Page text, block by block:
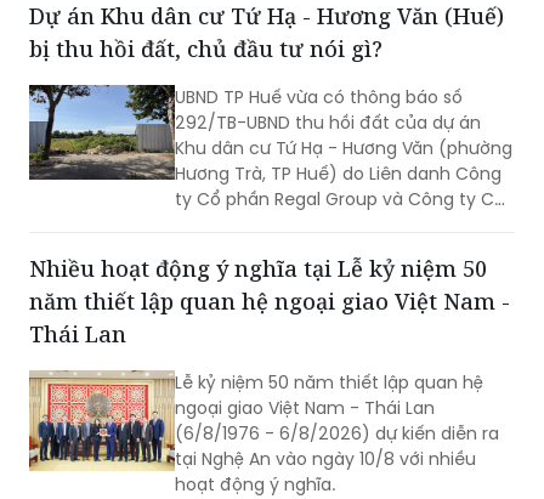
đội ngũ cán bộ đủ phẩm chất, năng
lực, trách nhiệm, đưa các chủ trương
chuyển biến rõ nét trong phát triển kinh
tế - xã hội và nâng cao đời sống Nhân
dân.
Dự án Khu dân cư Tứ Hạ - Hương Văn (Huế)
bị thu hồi đất, chủ đầu tư nói gì?
UBND TP Huế vừa có thông báo số
292/TB-UBND thu hồi đất của dự án
Khu dân cư Tứ Hạ - Hương Văn (phường
Hương Trà, TP Huế) do Liên danh Công
ty Cổ phần Regal Group và Công ty Cổ
Nhiều hoạt động ý nghĩa tại Lễ kỷ niệm 50
năm thiết lập quan hệ ngoại giao Việt Nam -
Thái Lan
Lễ kỷ niệm 50 năm thiết lập quan hệ
ngoại giao Việt Nam - Thái Lan
(6/8/1976 - 6/8/2026) dự kiến diễn ra
tại Nghệ An vào ngày 10/8 với nhiều
hoạt động ý nghĩa.